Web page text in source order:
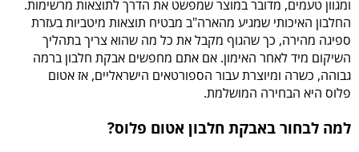
ומגוון טעמים, מדובר במוצר שמפשט את הדרך לתוצאות מרשימות.
החלבון האיכותי שמגיע מהארה"ב מבטיח תוצאות מיטביות בעזרת
ספיגה מהירה, כך שהגוף מקבל את כל מה שהוא צריך בתהליך
השיקום מיד לאחר האימון. אם אתם מחפשים אבקת חלבון ברמה
גבוהה, כשרה ומיוצרת עבור הספורטאים הישראליים, אז אטום
פלוס היא הבחירה המושלמת.
למה לבחור באבקת חלבון אטום פלוס?